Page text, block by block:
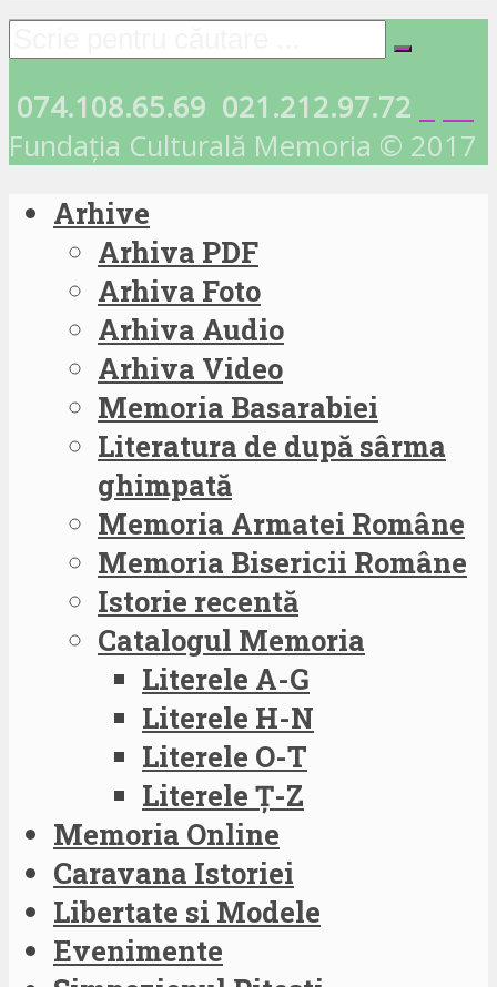
074.108.65.69 021.212.97.72
Fundația Culturală Memoria © 2017
Arhive
Arhiva PDF
Arhiva Foto
Arhiva Audio
Arhiva Video
Memoria Basarabiei
Literatura de după sârma
ghimpată
Memoria Armatei Române
Memoria Bisericii Române
Istorie recentă
Catalogul Memoria
Literele A-G
Literele H-N
Literele O-T
Literele Ț-Z
Memoria Online
Caravana Istoriei
Libertate si Modele
Evenimente